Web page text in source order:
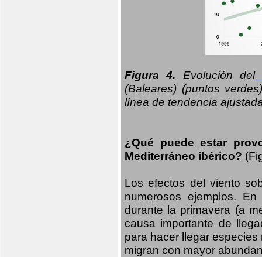
Figura 4. Evolución del
(Baleares) (puntos
línea de tendencia
¿Qué puede estar
Mediterráneo ibérico?
Los efectos del viento
numerosos ejemplos.
durante la primavera (a
causa importante de
para hacer llegar
migran con mayor